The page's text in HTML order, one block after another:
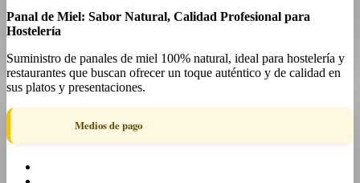
Panal de Miel: Sabor Natural, Calidad Profesional para
Hostelería
Suministro de panales de miel 100% natural, ideal para hostelería y
restaurantes que buscan ofrecer un toque auténtico y de calidad en
sus platos y presentaciones.
Medios de pago